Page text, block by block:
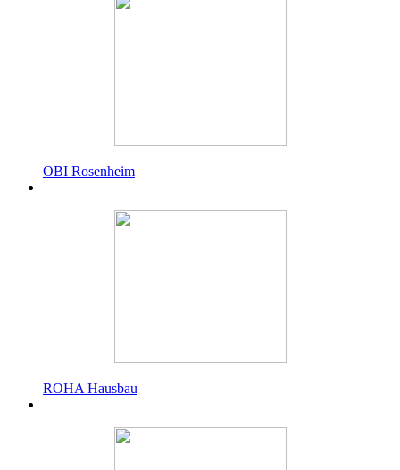
OBI Rosenheim
ROHA Hausbau